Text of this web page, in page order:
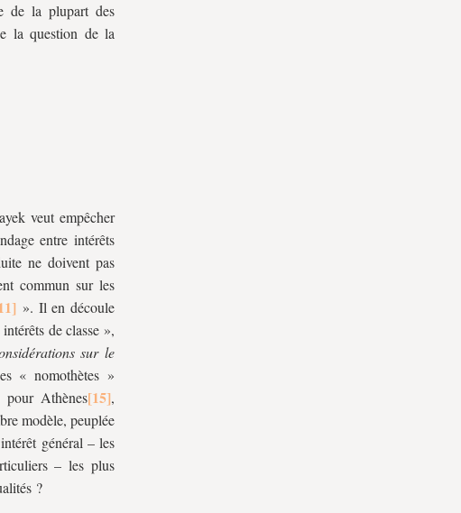
de la plupart des
la question de la
veut empêcher
entre intérêts
ne doivent pas
commun sur les
». Il en découle
de classe »,
sur le
« nomothètes »
pour Athènes
,
modèle, peuplée
général – les
– les plus
?